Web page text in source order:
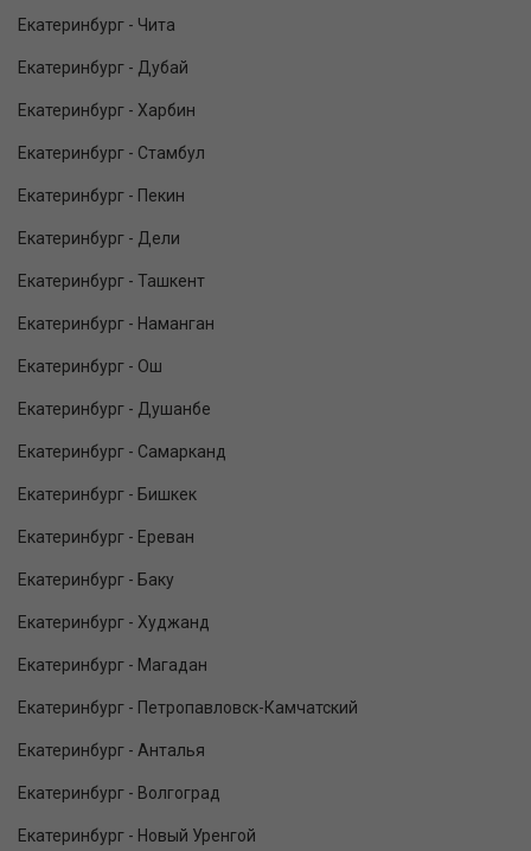
Екатеринбург - Чита
Екатеринбург - Дубай
Екатеринбург - Харбин
Екатеринбург - Стамбул
Екатеринбург - Пекин
Екатеринбург - Дели
Екатеринбург - Ташкент
Екатеринбург - Наманган
Екатеринбург - Ош
Екатеринбург - Душанбе
Екатеринбург - Самарканд
Екатеринбург - Бишкек
Екатеринбург - Ереван
Екатеринбург - Баку
Екатеринбург - Худжанд
Екатеринбург - Магадан
Екатеринбург - Петропавловск-Камчатский
Екатеринбург - Анталья
Екатеринбург - Волгоград
Екатеринбург - Новый Уренгой